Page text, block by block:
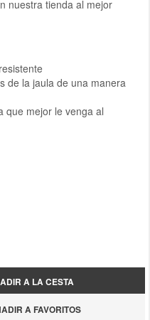
nuestra tienda al mejor
de la jaula de una manera
que mejor le venga al
A LA CESTA
A FAVORITOS